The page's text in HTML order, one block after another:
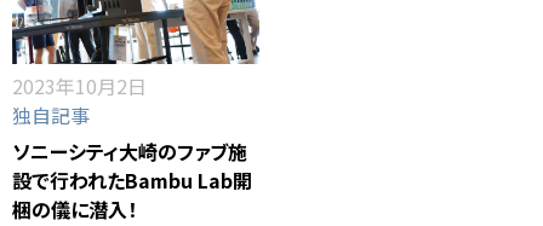
2023年10月2日
独自記事
ソニーシティ大崎のファブ施
設で行われたBambu Lab開
梱の儀に潜入！